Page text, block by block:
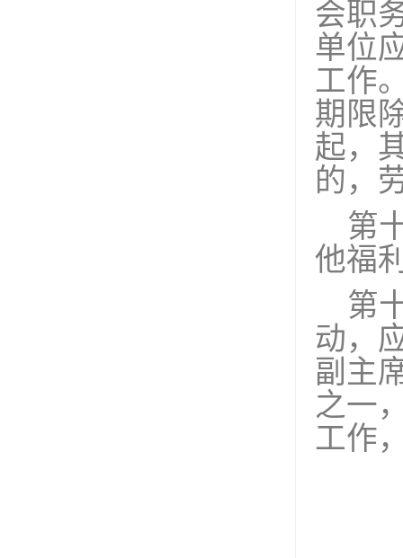
会职
单位
工作
期限
起，
的，
第
他福
第
动，
副主
之一
工作